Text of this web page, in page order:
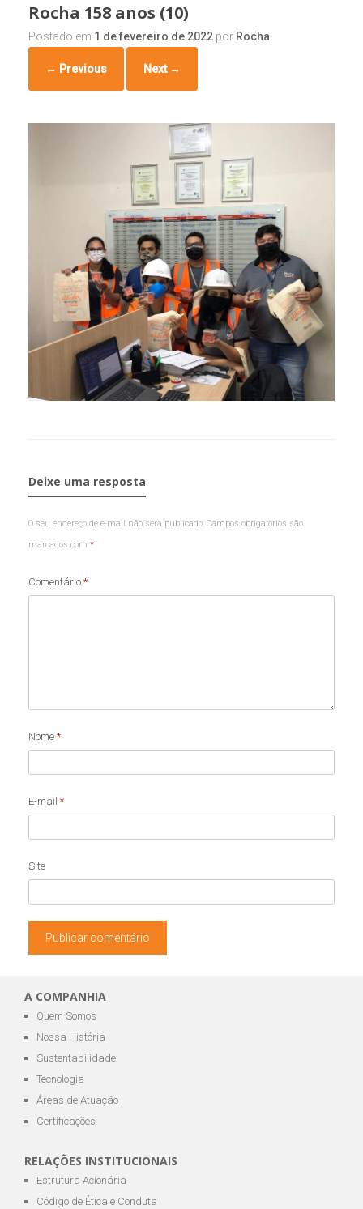
Rocha 158 anos (10)
Postado em 1 de fevereiro de 2022 por Rocha
← Previous Next →
Deixe uma resposta
O seu endereço de e-mail não será publicado. Campos obrigatórios são
marcados com *
Comentário *
Nome *
E-mail *
Site
A COMPANHIA
Quem Somos
Nossa História
Sustentabilidade
Tecnologia
Áreas de Atuação
Certificações
RELAÇÕES INSTITUCIONAIS
Estrutura Acionária
Código de Ética e Conduta